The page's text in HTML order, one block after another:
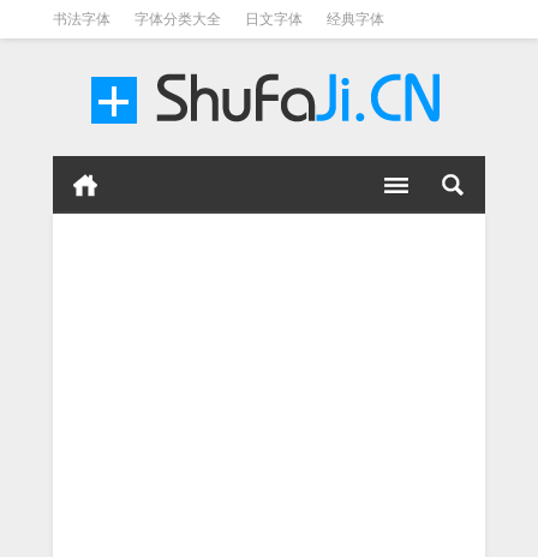
书法字体 字体分类大全 日文字体 经典字体